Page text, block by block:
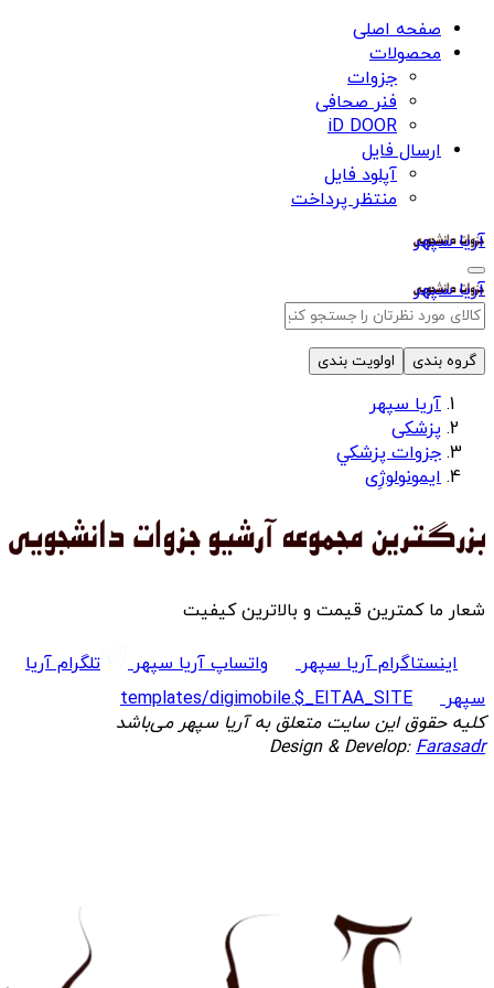
صفحه اصلی
محصولات
جزوات
فنر صحافی
iD DOOR
ارسال فایل
آپلود فایل
منتظر پرداخت
آریا سپهر
آریا سپهر
گروه بندی اولویت بندی
آریا سپهر
پزشکی
جزوات پزشكي
ایمونولوژِی
شعار ما کمترین قیمت و بالاترین کیفیت
اینستاگرام آریا سپهر واتساپ آریا سپهر
تلگرام آریا
سپهر
templates/digimobile.$_EITAA_SITE
کلیه حقوق این سایت متعلق به آریا سپهر می‌باشد
Design & Develop:Farasadr